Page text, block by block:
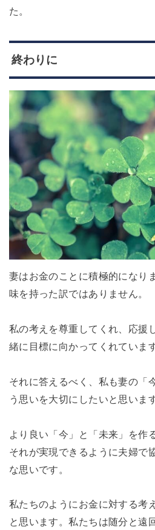
た。
終わりに
妻はお金のことに積極的になり
味を持った訳ではありません。
私の考えを尊重してくれ、応援
緒に目標に向かってくれています
それに答えるべく、私も妻の「
う思いを大切にしたいと思います
より良い「今」と「未来」を作
それが実現できるように夫婦で
な思いです。
私たちのようにお金に対する考
と思います。私たちは随分と遠